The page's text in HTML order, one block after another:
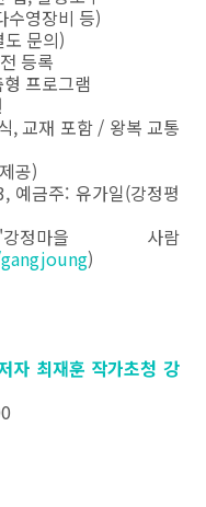
영장비 등)
문의)
등록
프로그램
재 포함 / 왕복 교통
공)
예금주: 유가일(강정평
마을 사람
)
자 최재훈 작가초청 강